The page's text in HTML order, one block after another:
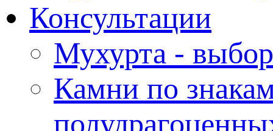
Консультации
Мухурта -
Камни по